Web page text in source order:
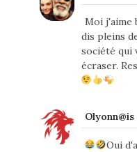
Moi j'aime
dis pleins
société qui
écraser.
Olyonn@is
Oui